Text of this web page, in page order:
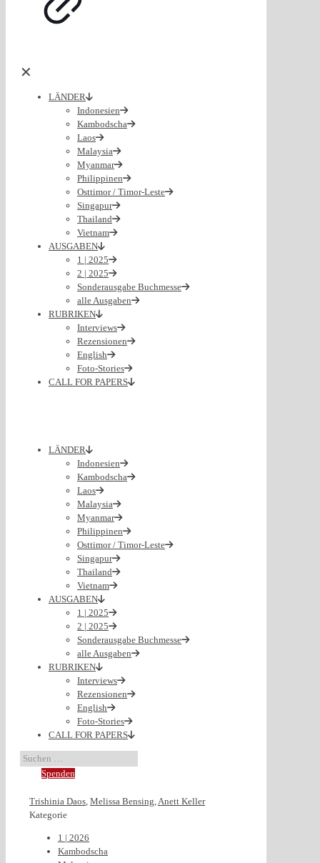
✕
LÄNDER
Indonesien
Kambodscha
Laos
Malaysia
Myanmar
Philippinen
Osttimor / Timor-Leste
Singapur
Thailand
Vietnam
AUSGABEN
1 | 2025
2 | 2025
Sonderausgabe Buchmesse
alle Ausgaben
RUBRIKEN
Interviews
Rezensionen
English
Foto-Stories
CALL FOR PAPERS
LÄNDER
Indonesien
Kambodscha
Laos
Malaysia
Myanmar
Philippinen
Osttimor / Timor-Leste
Singapur
Thailand
Vietnam
AUSGABEN
1 | 2025
2 | 2025
Sonderausgabe Buchmesse
alle Ausgaben
RUBRIKEN
Interviews
Rezensionen
English
Foto-Stories
CALL FOR PAPERS
Spenden
Trishinia Daos, Melissa Bensing,Anett Keller
Kategorie
1 | 2026
Kambodscha